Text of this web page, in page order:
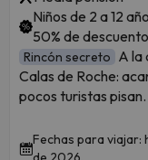
Niños de 2 a 12
50% de
Rincón secreto A la
Calas de Roche:
pocos turistas pisan.
Fechas para viajar: